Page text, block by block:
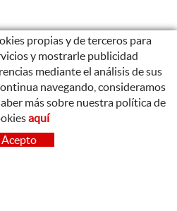
propias y de terceros para
y mostrarle publicidad
mediante el análisis de sus
navegando, consideramos
más sobre nuestra política de
aquí
Acepto